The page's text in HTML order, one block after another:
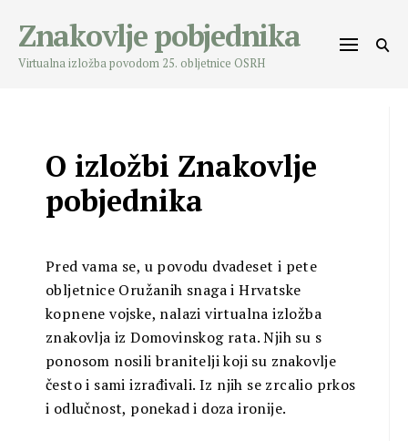
content
Znakovlje pobjednika
Virtualna izložba povodom 25. obljetnice OSRH
O izložbi Znakovlje
pobjednika
Pred vama se, u povodu dvadeset i pete
obljetnice Oružanih snaga i Hrvatske
kopnene vojske, nalazi virtualna izložba
znakovlja iz Domovinskog rata. Njih su s
ponosom nosili branitelji koji su znakovlje
često i sami izrađivali. Iz njih se zrcalio prkos
i odlučnost, ponekad i doza ironije.